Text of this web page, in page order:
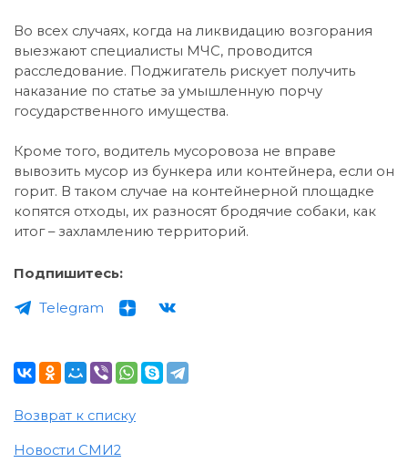
Во всех случаях, когда на ликвидацию возгорания
выезжают специалисты МЧС, проводится
расследование. Поджигатель рискует получить
наказание по статье за умышленную порчу
государственного имущества.
Кроме того, водитель мусоровоза не вправе
вывозить мусор из бункера или контейнера, если он
горит. В таком случае на контейнерной площадке
копятся отходы, их разносят бродячие собаки, как
итог – захламлению территорий.
Подпишитесь:
Telegram
Возврат к списку
Новости СМИ2